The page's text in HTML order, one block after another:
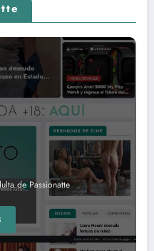
de Passionatte